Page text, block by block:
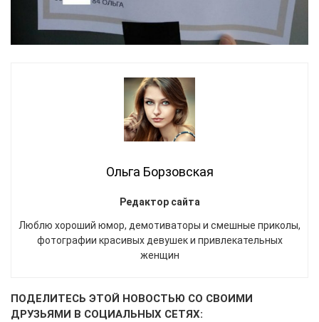
Ольга Борзовская
Редактор сайта
Люблю хороший юмор, демотиваторы и смешные приколы,
фотографии красивых девушек и привлекательных
женщин
ПОДЕЛИТЕСЬ ЭТОЙ НОВОСТЬЮ СО СВОИМИ
ДРУЗЬЯМИ В СОЦИАЛЬНЫХ СЕТЯХ: